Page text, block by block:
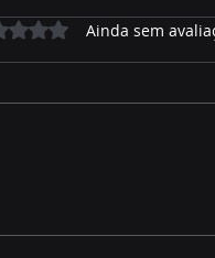
de
ano
com 0 de 5 estrelas.
Ainda sem